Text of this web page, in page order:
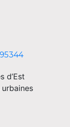
d’Est